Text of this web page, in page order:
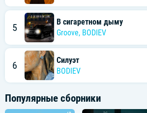
5
В сигаретном дыму
Groove, BODIEV
6
Силуэт
BODIEV
Популярные сборники